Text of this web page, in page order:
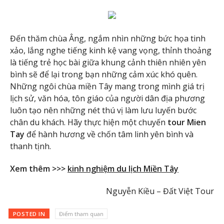
Đến thăm chùa Âng, ngắm nhìn những bức họa tinh
xảo, lắng nghe tiếng kinh kệ vang vọng, thỉnh thoảng
là tiếng trẻ học bài giữa khung cảnh thiên nhiên yên
bình sẽ để lại trong bạn những cảm xúc khó quên.
Những ngôi chùa miền Tây mang trong mình giá trị
lịch sử, văn hóa, tôn giáo của người dân địa phương
luôn tạo nên những nét thú vị làm lưu luyến bước
chân du khách. Hãy thực hiện một chuyến tour Mien
Tay để hành hương về chốn tâm linh yên bình và
thanh tịnh.
Xem thêm >>> kinh nghiệm du lịch Miền Tây
Nguyễn Kiều – Đất Việt Tour
POSTED IN Điểm tham quan